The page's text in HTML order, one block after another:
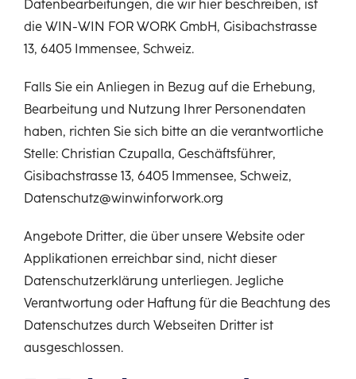
Datenbearbeitungen, die wir hier beschreiben, ist
die WIN-WIN FOR WORK GmbH, Gisibachstrasse
13, 6405 Immensee, Schweiz.
Falls Sie ein Anliegen in Bezug auf die Erhebung,
Bearbeitung und Nutzung Ihrer Personendaten
haben, richten Sie sich bitte an die verantwortliche
Stelle: Christian Czupalla, Geschäftsführer,
Gisibachstrasse 13, 6405 Immensee, Schweiz,
Datenschutz@winwinforwork.org
Angebote Dritter, die über unsere Website oder
Applikationen erreichbar sind, nicht dieser
Datenschutzerklärung unterliegen. Jegliche
Verantwortung oder Haftung für die Beachtung des
Datenschutzes durch Webseiten Dritter ist
ausgeschlossen.